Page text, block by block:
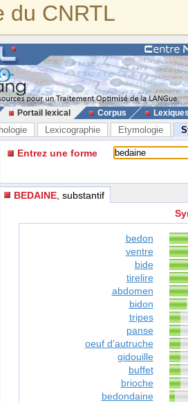
du CNRTL
Portail lexical Corpus
Lexicographie Etymologie
Entrez une forme
BEDAINE , substantif
bedon
ventre
bide
tirelire
abdomen
bidon
tripes
panse
oeuf d'autruche
gidouille
buffet
brioche
bedondaine